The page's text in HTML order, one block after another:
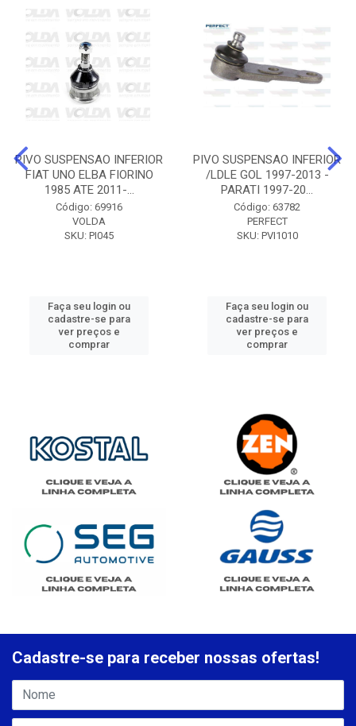
PIVO SUSPENSAO INFERIOR
FIAT UNO ELBA FIORINO
1985 ATE 2011-...
Código: 69916
VOLDA
SKU: PI045
Faça seu login ou
cadastre-se para
ver preços e
comprar
PIVO SUSPENSAO INFERIOR
/LDLE GOL 1997-2013 -
PARATI 1997-20...
Código: 63782
PERFECT
SKU: PVI1010
Faça seu login ou
cadastre-se para
ver preços e
comprar
Cadastre-se para receber nossas ofertas!